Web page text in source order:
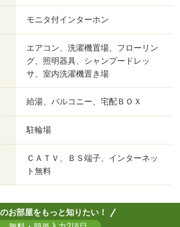
モニタ付インターホン
エアコン、洗濯機置場、フローリン
グ、照明器具、シャンプードレッ
サ、室内洗濯機置き場
給湯、バルコニー、宅配ＢＯＸ
駐輪場
ＣＡＴＶ、ＢＳ端子、インターネッ
ト無料
お部屋をもっと知りたい！